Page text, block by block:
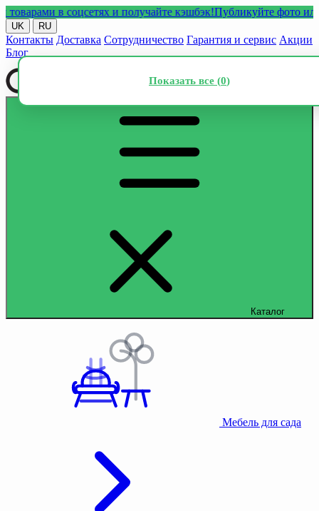
в соцсетях и получайте кэшбэк!Публикуйте фото или
UK RU
Контакты Доставка Сотрудничество Гарантия и сервис Акции
Блог
Каталог
Мебель для сада
Показать все (0)